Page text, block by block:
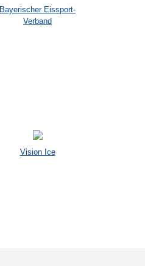
Bayerischer Eissport-
Verband
Vision Ice